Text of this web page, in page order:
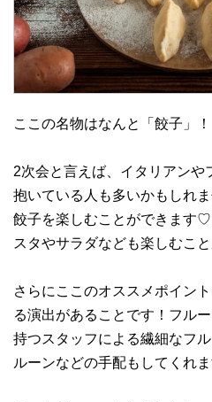
ここの名物はなんと「餃子」！
2次会と言えば、イタリアンや
抱いている人も多いかもしれ
餃子を楽しむことができます
スタやサラダなども楽しむこと
さらにここのオススメポイン
る演出があることです！フル
持つスタッフによる繊細なフ
ルーンなどの手配もしてくれ